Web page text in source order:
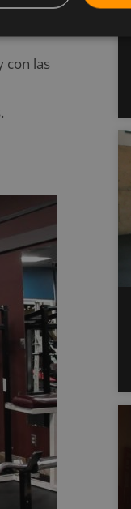
la altura del
con las